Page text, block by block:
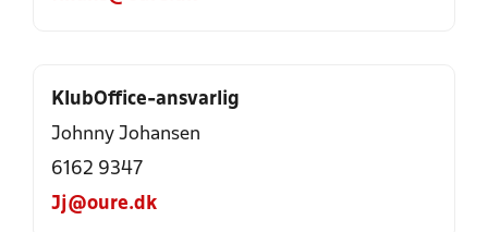
KlubOffice-ansvarlig
Johnny Johansen
6162 9347
Jj@oure.dk